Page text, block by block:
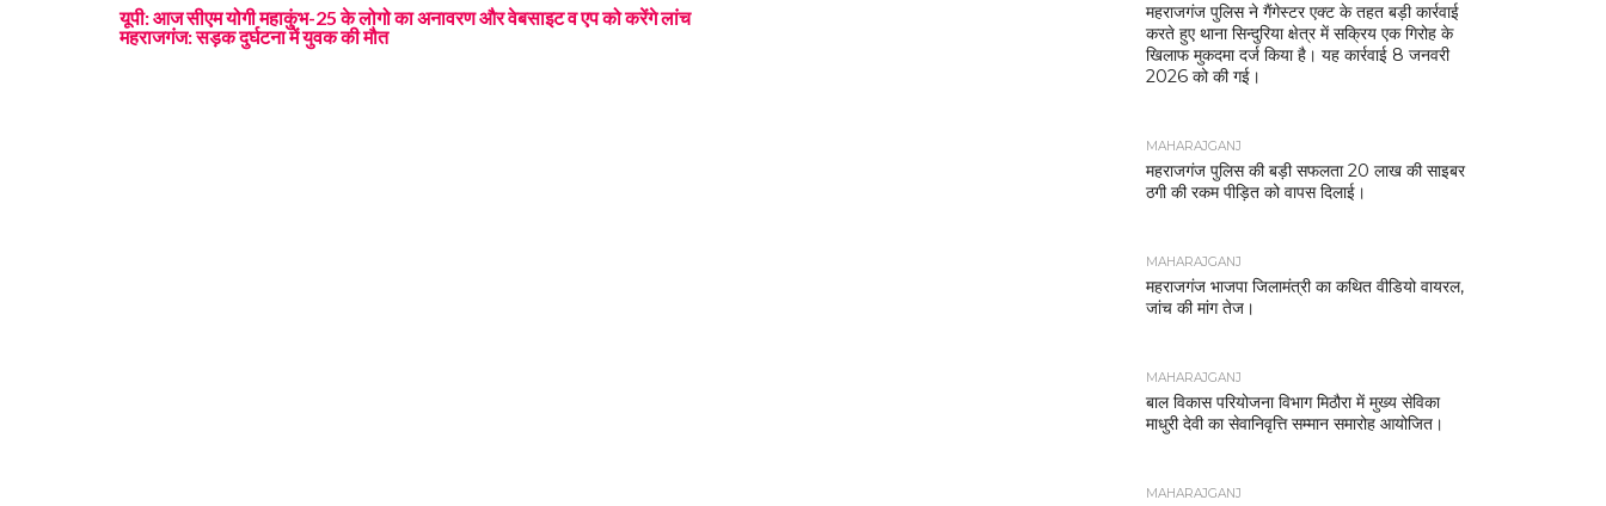
यूपी: आज सीएम योगी महाकुंभ-25 के लोगो का अनावरण और वेबसाइट व एप को करेंगे लांच
महराजगंज: सड़क दुर्घटना में युवक की मौत
महराजगंज पुलिस ने गैंगेस्टर एक्ट के तहत बड़ी कार्रवाई
करते हुए थाना सिन्दुरिया क्षेत्र में सक्रिय एक गिरोह के
खिलाफ मुकदमा दर्ज किया है। यह कार्रवाई 8 जनवरी
2026 को की गई।
MAHARAJGANJ
महराजगंज पुलिस की बड़ी सफलता 20 लाख की साइबर
ठगी की रकम पीड़ित को वापस दिलाई।
MAHARAJGANJ
महराजगंज भाजपा जिलामंत्री का कथित वीडियो वायरल,
जांच की मांग तेज।
MAHARAJGANJ
बाल विकास परियोजना विभाग मिठौरा में मुख्य सेविका
माधुरी देवी का सेवानिवृत्ति सम्मान समारोह आयोजित।
MAHARAJGANJ